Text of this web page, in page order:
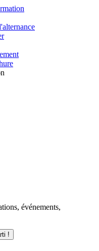
événements,
!